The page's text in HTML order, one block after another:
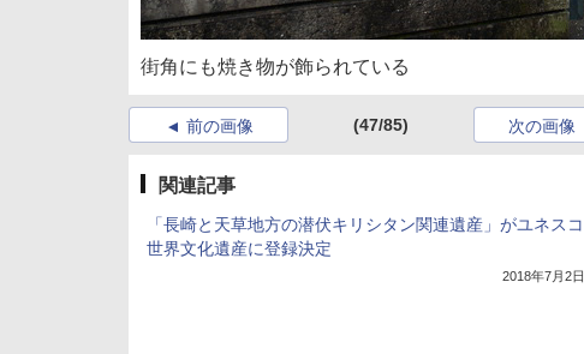
街角にも焼き物が飾られている
前の画像 (47/85) 次の画像
関連記事
「長崎と天草地方の潜伏キリシタン関連遺産」がユネスコ
世界文化遺産に登録決定
2018年7月2日